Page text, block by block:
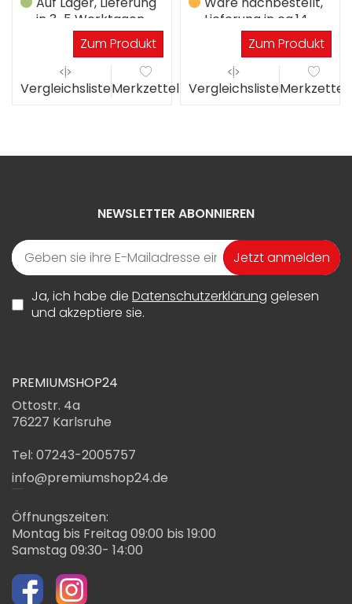
in 3-5 Werktagen
Zum Produkt
VergleichslisteMerkzettel
Lieferung in ca.14
WerktagenZum Produkt
VergleichslisteMerkzettel
NEWSLETTER ABONNIEREN
Jetzt anmelden
Ja, ich habe die Datenschutzerklärung gelesen
und akzeptiere sie.
PREMIUMSHOP24
Ottostr. 4a
76227 Karlsruhe
Tel: 07243-2005757
info@premiumshop24.de
Öffnungszeiten:
Montag bis Freitag 09:00 bis 19:00
Samstag 09:30- 14:00